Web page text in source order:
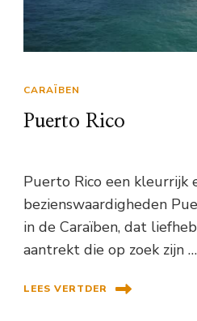
CARAÏBEN
Puerto Rico
Puerto Rico een kleurrijk
bezienswaardigheden
in de Caraïben, dat
aantrekt die op zoek zijn …
LEES VERTDER